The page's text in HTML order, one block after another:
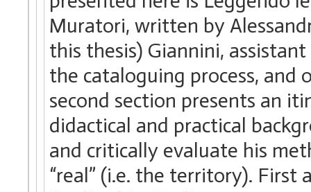
Muratori, written by
this thesis) Giannini,
the cataloguing process, and
second section presents an
didactical and practical
and critically evaluate his
“real” (i.e. the territory).